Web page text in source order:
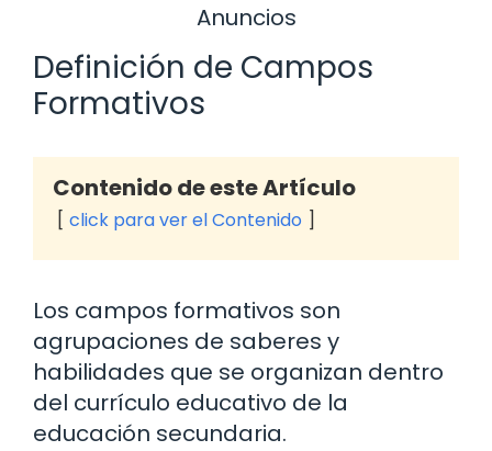
Anuncios
Definición de Campos
Formativos
Contenido de este Artículo
click para ver el Contenido
Los campos formativos son
agrupaciones de saberes y
habilidades que se organizan dentro
del currículo educativo de la
educación secundaria.